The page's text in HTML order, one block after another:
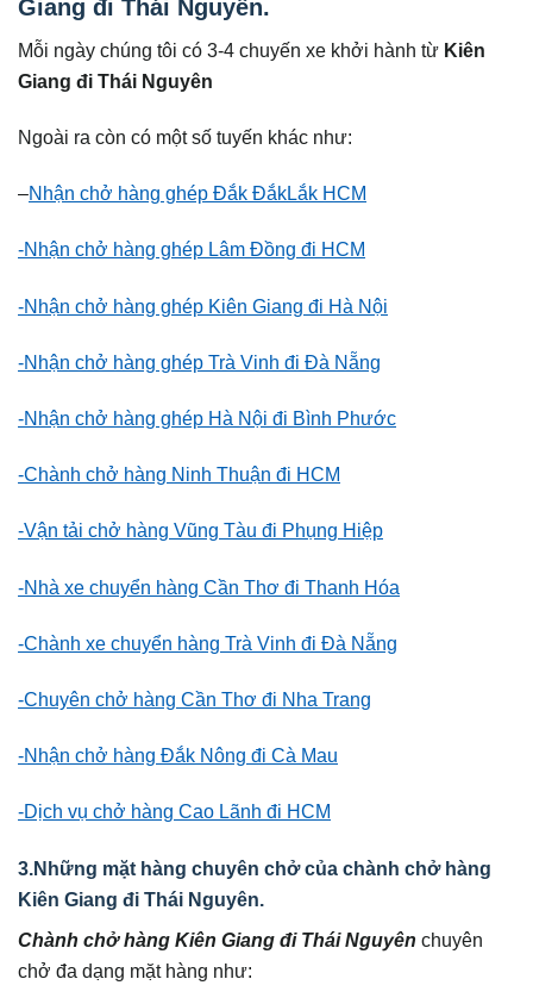
Giang đi Thái Nguyên.
Mỗi ngày chúng tôi có 3-4 chuyến xe khởi hành từ Kiên
Giang đi Thái Nguyên
Ngoài ra còn có một số tuyến khác như:
–Nhận chở hàng ghép Đắk ĐắkLắk HCM
-Nhận chở hàng ghép Lâm Đồng đi HCM
-Nhận chở hàng ghép Kiên Giang đi Hà Nội
-Nhận chở hàng ghép Trà Vinh đi Đà Nẵng
-Nhận chở hàng ghép Hà Nội đi Bình Phước
-Chành chở hàng Ninh Thuận đi HCM
-Vận tải chở hàng Vũng Tàu đi Phụng Hiệp
-Nhà xe chuyển hàng Cần Thơ đi Thanh Hóa
-Chành xe chuyển hàng Trà Vinh đi Đà Nẵng
-Chuyên chở hàng Cần Thơ đi Nha Trang
-Nhận chở hàng Đắk Nông đi Cà Mau
-Dịch vụ chở hàng Cao Lãnh đi HCM
3.Những mặt hàng chuyên chở của chành chở hàng
Kiên Giang đi Thái Nguyên.
Chành chở hàng Kiên Giang đi Thái Nguyên chuyên
chở đa dạng mặt hàng như: